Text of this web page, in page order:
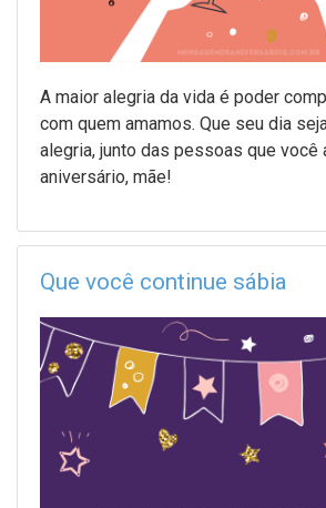
A maior alegria da vida é poder
com quem amamos. Que seu dia
alegria, junto das pessoas que você
aniversário, mãe!
Que você continue sábia